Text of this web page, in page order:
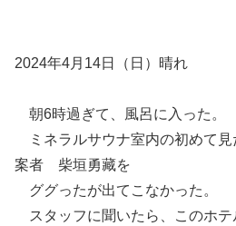
2024年4月14日（日）晴れ
朝6時過ぎて、風呂に入った。
ミネラルサウナ室内の初めて見
案者 柴垣勇藏を
ググったが出てこなかった。
スタッフに聞いたら、このホ